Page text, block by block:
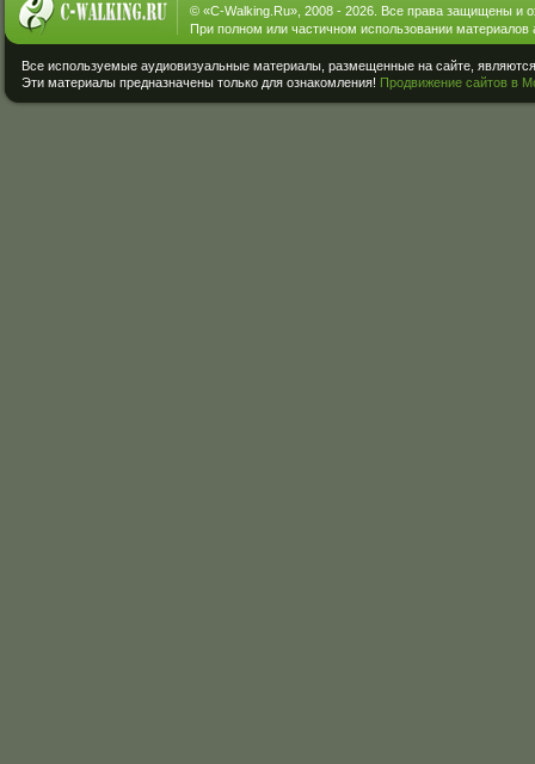
© «C-Walking.Ru», 2008 - 2026. Все права защищены и
При полном или частичном использовании материалов
Все используемые аудиовизуальные материалы, размещенные на сайте,
Эти материалы предназначены только для ознакомления! Продвижение сайтов в